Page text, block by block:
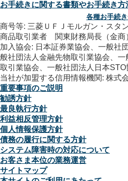
お手続きに関する書類やお手続き
各種お手続
商号等: 三菱ＵＦＪモルガン・ス
商品取引業者 関東財務局長（金商
加入協会: 日本証券業協会、一般社
般社団法人金融先物取引業協会、
取引業協会、一般社団法人日本STO
当社が加盟する信用情報機関: 株式
重要事項のご説明
勧誘方針
最良執行方針
利益相反管理方針
個人情報保護方針
債務の履行に関する方針
システム障害時の対応について
お客さま本位の業務運営
サイトマップ